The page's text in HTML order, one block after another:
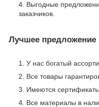
Выгодные
заказчиков.
Лучшее предложение
У нас богатый
Все товары
Имеются
Все материалы в